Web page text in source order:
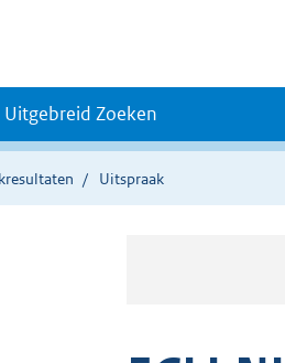
Uitgebreid Zoeken
Uitspraak